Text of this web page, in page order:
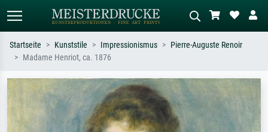
Suchen Sie nach Künstlern, Werktiteln
oder Stilen – z.B. Monet,
Sternennacht, Impressionismus, Welle
Hokusai, Akt.
Beschreiben Sie die Szene – z.B. Grüne
Wiese, Abstrakt mit viel Rot, Dunkles
Ölgemälde, Stehender Akt neben einem
Startseite Kunststile Impressionismus
Pierre-Auguste Renoir
Madame Henriot, ca. 1876